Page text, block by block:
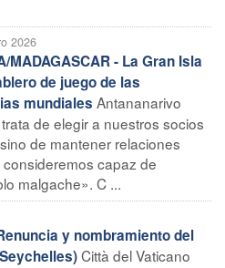
2026
MADAGASCAR - La Gran Isla
de juego de las
mundiales Antananarivo
de elegir a nuestros socios
de mantener relaciones
capaz de
malgache». C ...
y nombramiento del
Città del Vaticano